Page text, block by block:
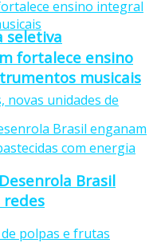
seletiva
fortalece ensino
musicais
Brasil
redes